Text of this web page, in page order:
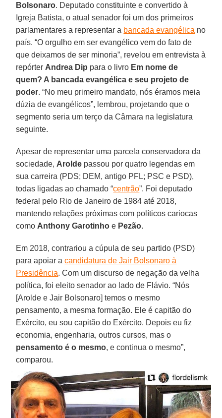
Bolsonaro. Deputado constituinte e convertido à
Igreja Batista, o atual senador foi um dos primeiros
parlamentares a representar a bancada evangélica no
país. “O orgulho em ser evangélico vem do fato de
que deixamos de ser minoria”, revelou em entrevista à
repórter Andrea Dip para o livro Em nome de
quem? A bancada evangélica e seu projeto de
poder. “No meu primeiro mandato, nós éramos meia
dúzia de evangélicos”, lembrou, projetando que o
segmento seria um terço da Câmara na legislatura
seguinte.
Apesar de representar uma parcela conservadora da
sociedade, Arolde passou por quatro legendas em
sua carreira (PDS; DEM, antigo PFL; PSC e PSD),
todas ligadas ao chamado “centrão”. Foi deputado
federal pelo Rio de Janeiro de 1984 até 2018,
mantendo relações próximas com políticos cariocas
como Anthony Garotinho e Pezão.
Em 2018, contrariou a cúpula de seu partido (PSD)
para apoiar acandidatura de Jair Bolsonaro à
Presidência. Com um discurso de negação da velha
política, foi eleito senador ao lado de Flávio. “Nós
[Arolde e Jair Bolsonaro] temos o mesmo
pensamento, a mesma formação. Ele é capitão do
Exército, eu sou capitão do Exército. Depois eu fiz
economia, engenharia, outros cursos, mas o
pensamento é o mesmo, e continua o mesmo”,
comparou.